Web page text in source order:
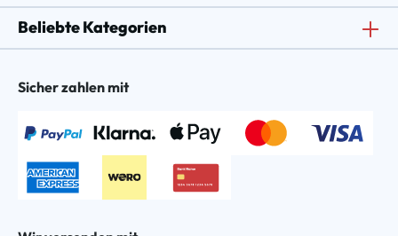
Beliebte Kategorien
Sicher zahlen mit